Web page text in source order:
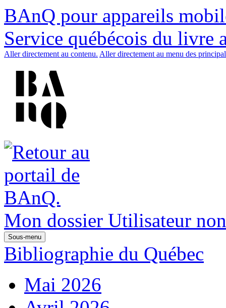
BAnQ pour appareils
Service québécois du livre
Aller directement au contenu. Aller directement au menu des
Mon dossier Utilisateur
Sous-menu
Bibliographie du Québec
Mai 2026